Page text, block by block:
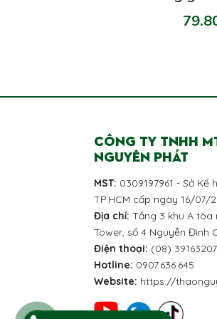
CÔNG TY TNHH
NGUYÊN PHÁT
MST: 0309197961 - Sở Kế
TP.HCM cấp ngày 16/07/
Địa chỉ: Tầng 3 khu A tòa
Tower, số 4 Nguyễn Đình
Điện thoại: (08) 39163207
Hotline: 0907.636.645
Website: https://